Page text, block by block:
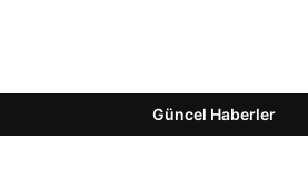
Güncel Haberler